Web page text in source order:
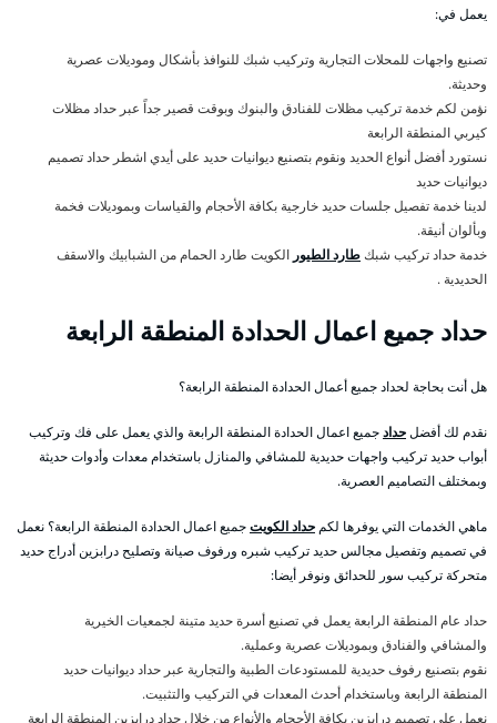
يعمل في:
تصنيع واجهات للمحلات التجارية وتركيب شبك للنوافذ بأشكال وموديلات عصرية
وحديثة.
نؤمن لكم خدمة تركيب مظلات للفنادق والبنوك وبوقت قصير جداً عبر حداد مظلات
كيربي المنطقة الرابعة
نستورد أفضل أنواع الحديد ونقوم بتصنيع ديوانيات حديد على أيدي اشطر حداد تصميم
ديوانيات حديد
لدينا خدمة تفصيل جلسات حديد خارجية بكافة الأحجام والقياسات وبموديلات فخمة
وبألوان أنيقة.
خدمة حداد تركيب شبكطارد الطيور الكويت طارد الحمام من الشبابيك والاسقف
الحديدية .
حداد جميع اعمال الحدادة المنطقة الرابعة
هل أنت بحاجة لحداد جميع أعمال الحدادة المنطقة الرابعة؟
نقدم لك أفضلحدادجميع اعمال الحدادة المنطقة الرابعة والذي يعمل على فك وتركيب
أبواب حديد تركيب واجهات حديدية للمشافي والمنازل باستخدام معدات وأدوات حديثة
وبمختلف التصاميم العصرية.
ماهي الخدمات التي يوفرها لكم حداد الكويتجميع اعمال الحدادة المنطقة الرابعة؟ نعمل
في تصميم وتفصيل مجالس حديد تركيب شبره ورفوف صيانة وتصليح درابزين أدراج حديد
متحركة تركيب سور للحدائق ونوفر أيضا:
حداد عام المنطقة الرابعة يعمل في تصنيع أسرة حديد متينة لجمعيات الخيرية
والمشافي والفنادق وبموديلات عصرية وعملية.
نقوم بتصنيع رفوف حديدية للمستودعات الطبية والتجارية عبر حداد ديوانيات حديد
المنطقة الرابعة وباستخدام أحدث المعدات في التركيب والتثبيت.
نعمل على تصميم درابزين بكافة الأحجام والأنواع من خلال حداد درابزين المنطقة الرابعة